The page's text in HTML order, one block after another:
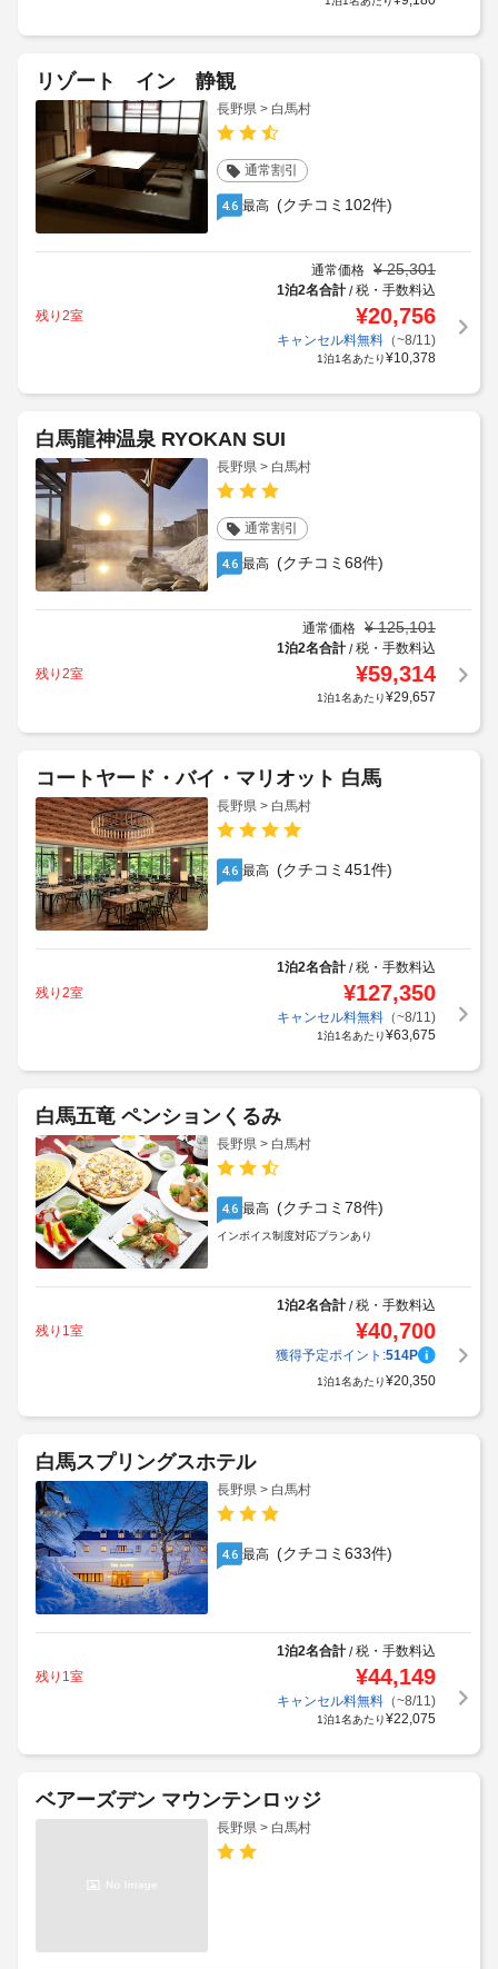
リゾート イン 静観
長野県 > 白馬村
通常割引
4.6 最高 (クチコミ102件)
通常価格 ¥ 25,301
1泊2名合計/税・手数料込
残り2室
¥20,756
キャンセル料無料（~8/11)
1泊1名あたり¥10,378
白馬龍神温泉 RYOKAN SUI
長野県 > 白馬村
通常割引
4.6 最高 (クチコミ68件)
通常価格 ¥ 125,101
1泊2名合計/税・手数料込
残り2室
¥59,314
1泊1名あたり¥29,657
コートヤード・バイ・マリオット 白馬
長野県 > 白馬村
4.6 最高 (クチコミ451件)
1泊2名合計/税・手数料込
残り2室
¥127,350
キャンセル料無料（~8/11)
1泊1名あたり¥63,675
白馬五竜 ペンションくるみ
長野県 > 白馬村
4.6 最高 (クチコミ78件)
インボイス制度対応プランあり
1泊2名合計/税・手数料込
残り1室
¥40,700
獲得予定ポイント:514P
1泊1名あたり¥20,350
白馬スプリングスホテル
長野県 > 白馬村
4.6 最高 (クチコミ633件)
1泊2名合計/税・手数料込
残り1室
¥44,149
キャンセル料無料（~8/11)
1泊1名あたり¥22,075
ベアーズデン マウンテンロッジ
長野県 > 白馬村